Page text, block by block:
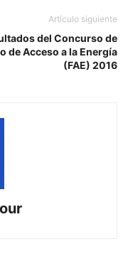
Artículo siguiente
del Concurso de
de Acceso a la Energía
(FAE) 2016